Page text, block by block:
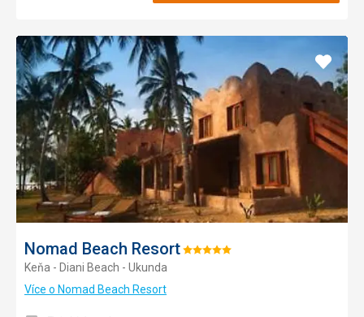
Nomad Beach ResortHodnocení:
Keňa - Diani Beach - Ukunda
Více o Nomad Beach Resort
Přidat
do